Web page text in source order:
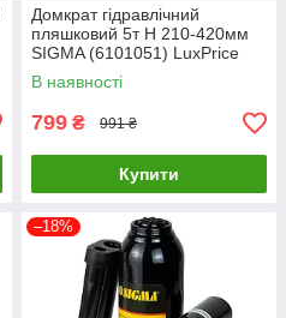
Домкрат гідравлічний
пляшковий 5т H 210-420мм
SIGMA (6101051) LuxPrice
В наявності
799 ₴ 991 ₴
Купити
–18%